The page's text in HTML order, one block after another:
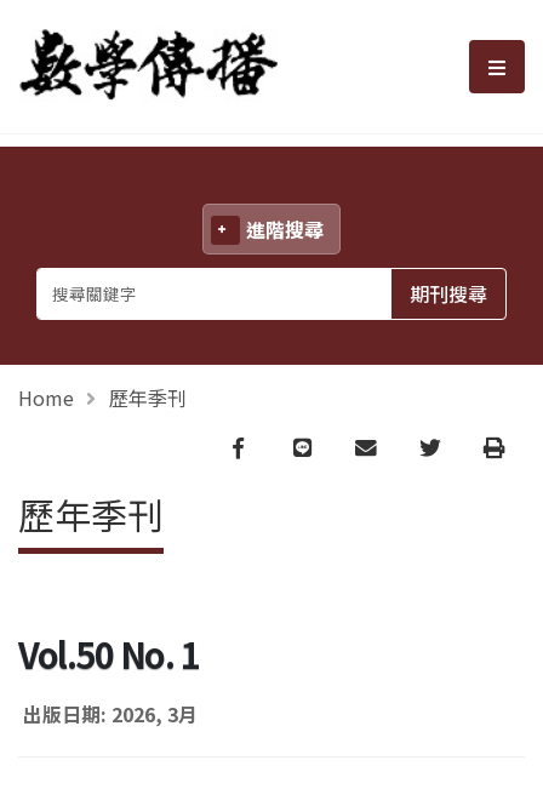
數學傳播 選
進階搜尋
Home 歷年季刊
Facebook
line email TwitterPrint
歷年季刊
Vol.50 No. 1
出版日期: 2026, 3月